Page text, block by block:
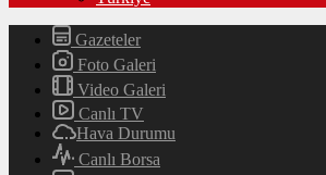
Gazeteler
Foto Galeri
Video Galeri
Canlı TV
Hava Durumu
Canlı Borsa